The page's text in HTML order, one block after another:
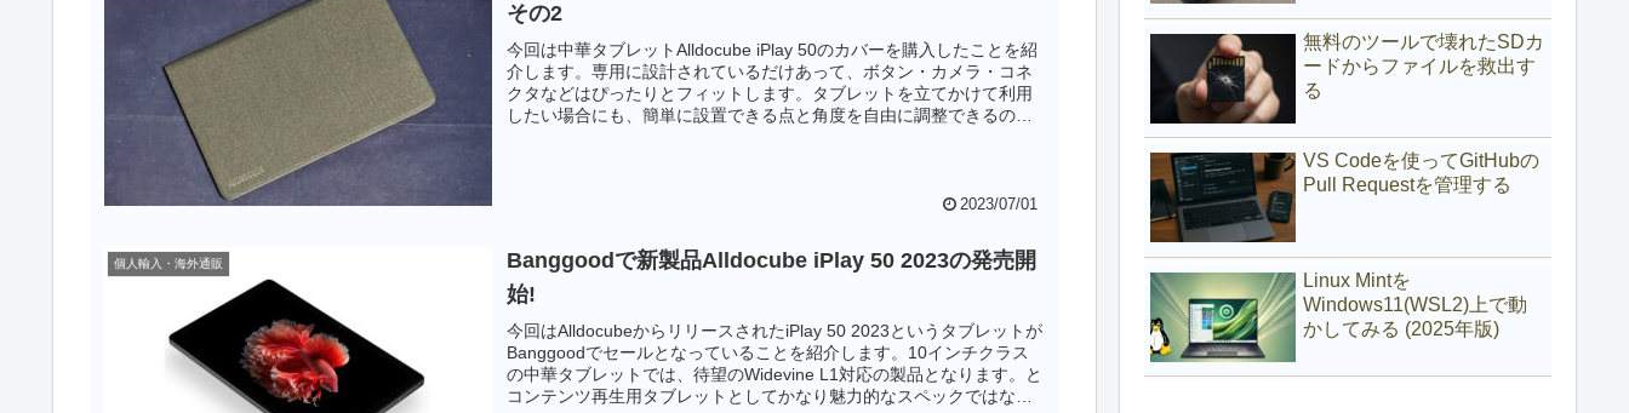
その2
今回は中華タブレットAlldocube iPlay 50のカバーを購入したことを紹
介します。専用に設計されているだけあって、ボタン・カメラ・コネ
クタなどはぴったりとフィットします。タブレットを立てかけて利用
したい場合にも、簡単に設置できる点と角度を自由に調整できるのも
2023/07/01
個人輸入・海外通販
Banggoodで新製品Alldocube iPlay 50 2023の発売開
始!
今回はAlldocubeからリリースされたiPlay 50 2023というタブレットが
Banggoodでセールとなっていることを紹介します。10インチクラス
の中華タブレットでは、待望のWidevine L1対応の製品となります。と
コンテンツ再生用タブレットとしてかなり魅力的なスペックではない
無料のツールで壊れたSDカ
ードからファイルを救出す
る
VS Codeを使ってGitHubの
Pull Requestを管理する
Linux Mintを
Windows11(WSL2)上で動
かしてみる (2025年版)